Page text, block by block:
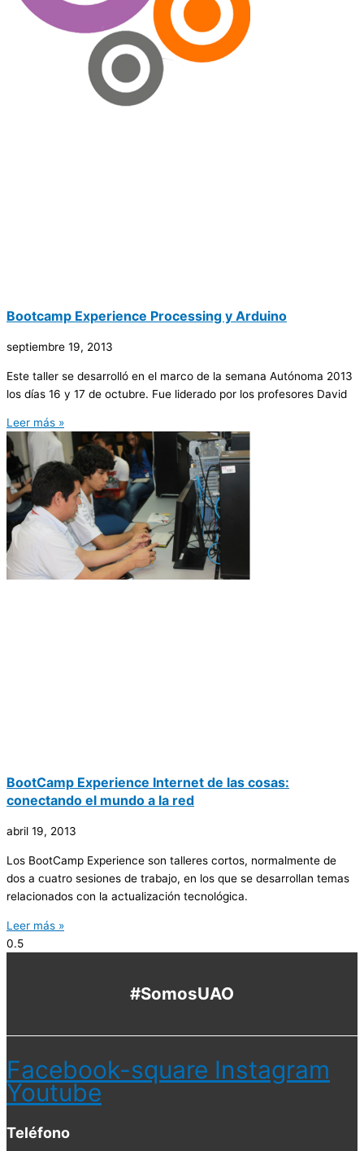
Bootcamp Experience Processing y Arduino
septiembre 19, 2013
Este taller se desarrolló en el marco de la semana Autónoma 2013
los días 16 y 17 de octubre. Fue liderado por los profesores David
Leer más »
BootCamp Experience Internet de las cosas:
conectando el mundo a la red
abril 19, 2013
Los BootCamp Experience son talleres cortos, normalmente de
dos a cuatro sesiones de trabajo, en los que se desarrollan temas
relacionados con la actualización tecnológica.
Leer más »
#SomosUAO
Facebook-square Instagram
Youtube
Teléfono